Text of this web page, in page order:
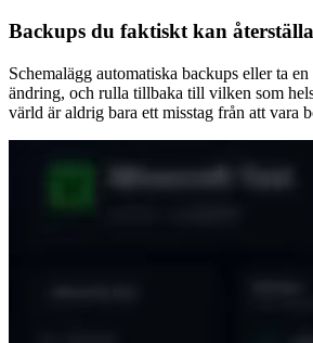
Backups du faktiskt kan återställa
Schemalägg automatiska backups eller ta
ändring, och rulla tillbaka till vilken som
värld är aldrig bara ett misstag från att vara